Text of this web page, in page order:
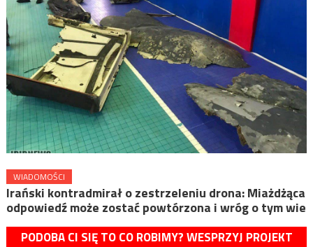
WIADOMOŚCI
Irański kontradmirał o zestrzeleniu drona: Miażdżąca
odpowiedź może zostać powtórzona i wróg o tym wie
PODOBA CI SIĘ TO CO ROBIMY? WESPRZYJ PROJEKT